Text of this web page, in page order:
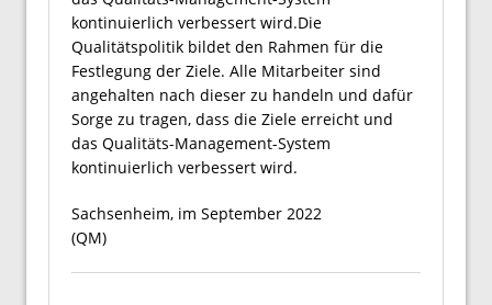
kontinuierlich verbessert wird.Die
Qualitätspolitik bildet den Rahmen für die
Festlegung der Ziele. Alle Mitarbeiter sind
angehalten nach dieser zu handeln und dafür
Sorge zu tragen, dass die Ziele erreicht und
das Qualitäts-Management-System
kontinuierlich verbessert wird.
Sachsenheim, im September 2022
(QM)